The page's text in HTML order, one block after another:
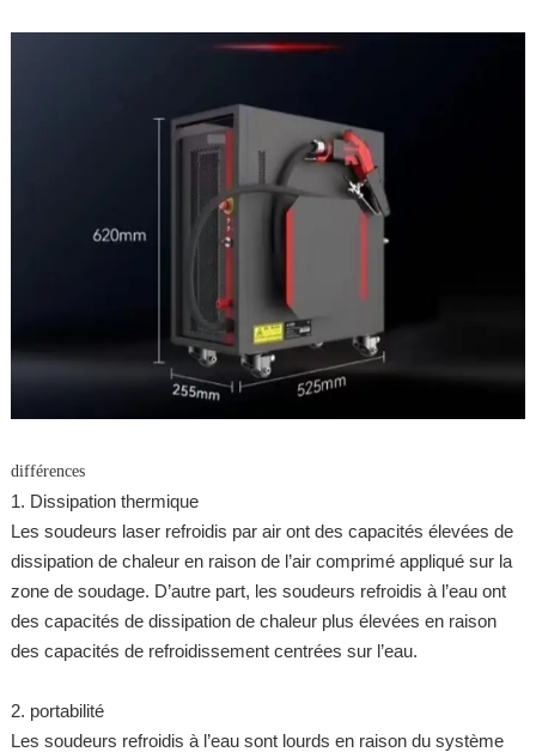
différences
1. Dissipation thermique
Les soudeurs laser refroidis par air ont des capacités élevées de
dissipation de chaleur en raison de l’air comprimé appliqué sur la
zone de soudage. D’autre part, les soudeurs refroidis à l’eau ont
des capacités de dissipation de chaleur plus élevées en raison
des capacités de refroidissement centrées sur l’eau.
2. portabilité
Les soudeurs refroidis à l’eau sont lourds en raison du système